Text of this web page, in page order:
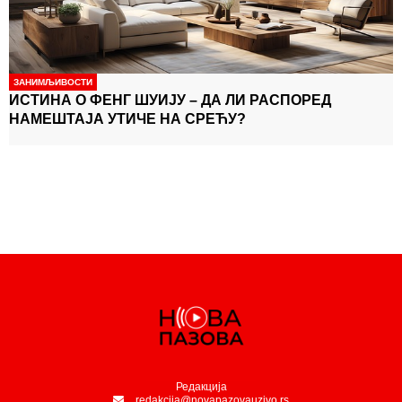
ЗАНИМЉИВОСТИ
ИСТИНА О ФЕНГ ШУИЈУ – ДА ЛИ РАСПОРЕД
НАМЕШТАЈА УТИЧЕ НА СРЕЋУ?
Редакција